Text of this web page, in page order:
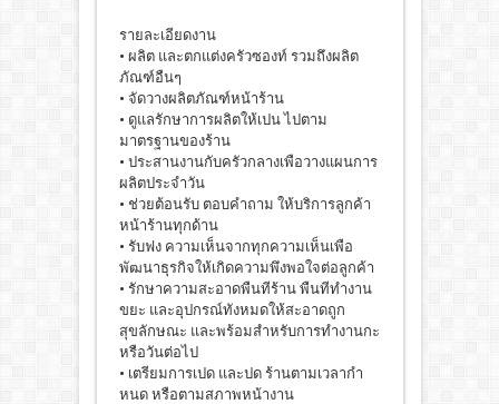
รายละเอียดงาน
• ผลิต และตกแต่งครัวซองท์ รวมถึงผลิต
ภัณฑ์อืนๆ
• จัดวางผลิตภัณฑ์หน้าร้าน
• ดูแลรักษาการผลิตให้เปน ไปตาม
มาตรฐานของร้าน
• ประสานงานกับครัวกลางเพือวางแผนการ
ผลิตประจําวัน
• ช่วยต้อนรับ ตอบคําถาม ให้บริการลูกค้า
หน้าร้านทุกด้าน
• รับฟง ความเห็นจากทุกความเห็นเพือ
พัฒนาธุรกิจให้เกิดความพึงพอใจต่อลูกค้า
• รักษาความสะอาดพืนทีร้าน พืนทีทํางาน
ขยะ และอุปกรณ์ทังหมดให้สะอาดถูก
สุขลักษณะ และพร้อมสําหรับการทํางานกะ
หรือวันต่อไป
• เตรียมการเปด และปด ร้านตามเวลากํา
หนด หรือตามสภาพหน้างาน